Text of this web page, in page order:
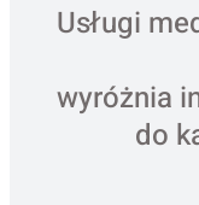
Usługi
wyróżnia
do